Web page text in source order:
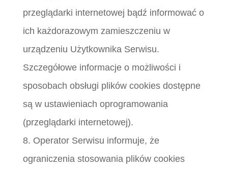
przeglądarki internetowej bądź informować o
ich każdorazowym zamieszczeniu w
urządzeniu Użytkownika Serwisu.
Szczegółowe informacje o możliwości i
sposobach obsługi plików cookies dostępne
są w ustawieniach oprogramowania
(przeglądarki internetowej).
8. Operator Serwisu informuje, że
ograniczenia stosowania plików cookies